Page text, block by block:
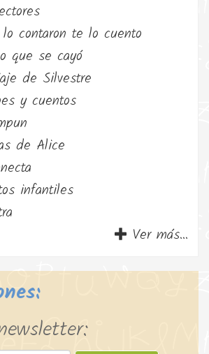
contaron te lo cuento
que se cayó
de Silvestre
y cuentos
de Alice
infantiles
Ver más...